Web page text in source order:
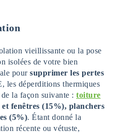
vieillissante ou la pose
isolées de votre bien
pour supprimer les pertes
les déperditions thermiques
la façon suivante : toiture
fenêtres (15%), planchers
(5%). Étant donné la
récente ou vétuste,